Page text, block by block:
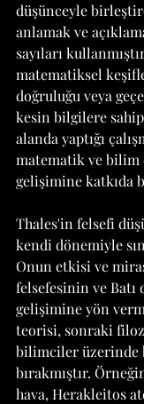
düşünceyle
anlamak ve
sayıları
matematiksel
doğruluğu veya
kesin bilgilere
alanda yaptığı
matematik ve bilim
gelişimine katkıda
Thales'in felsefi
kendi dönemiyle
Onun etkisi ve
felsefesinin ve Batı
gelişimine yön
teorisi, sonraki
bilimciler üzerinde
bırakmıştır.
hava, Herakleitos